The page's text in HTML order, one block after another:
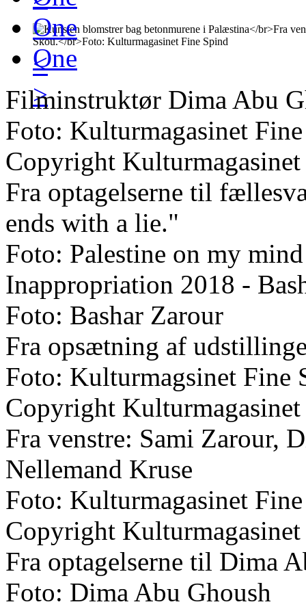
<
>
One
One
Filminstruktør Dima Abu
Foto: Kulturmagasinet
Copyright
Fra optagelserne til
ends with a lie."
Foto: Palestine on my mind
Inappropriation 2018 -
Foto: Bashar Zarour
Fra opsætning af
Foto: Kulturmagsinet Fine
Copyright
Fra venstre: Sami Zarour,
Nellemand Kruse
Foto: Kulturmagasinet
Copyright
Fra optagelserne til Dima
Foto: Dima Abu Ghoush